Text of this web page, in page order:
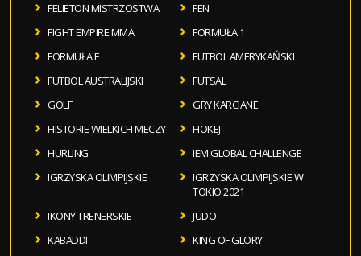
FELIETON MISTRZOSTWA
FEN
FIGHT EMPIRE MMA
FORMUŁA 1
FORMUŁA E
FUTBOL AMERYKAŃSKI
FUTBOL AUSTRALIJSKI
FUTSAL
GOLF
GRY KARCIANE
HISTORIE WIELKICH MECZY
HOKEJ
HURLING
IEM GLOBAL CHALLENGE
IGRZYSKA OLIMPIJSKIE
IGRZYSKA OLIMPIJSKIE W
TOKIO 2021
IKONY TRENERSKIE
JUDO
KABADDI
KING OF GLORY